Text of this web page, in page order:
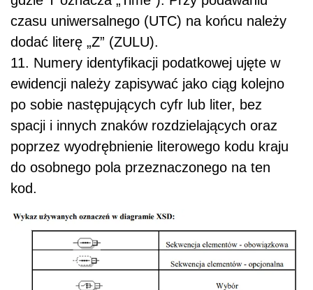
czasu uniwersalnego (UTC) na końcu należy
dodać literę „Z” (ZULU).
11. Numery identyfikacji podatkowej ujęte w
ewidencji należy zapisywać jako ciąg kolejno
po sobie następujących cyfr lub liter, bez
spacji i innych znaków rozdzielających oraz
poprzez wyodrębnienie literowego kodu kraju
do osobnego pola przeznaczonego na ten
kod.